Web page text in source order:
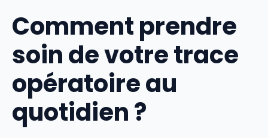
Comment prendre
soin de votre trace
opératoire au
quotidien ?